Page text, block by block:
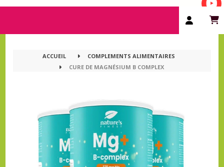
ACCUEIL
COMPLEMENTS ALIMENTAIRES
CURE DE MAGNÉSIUM B COMPLEX